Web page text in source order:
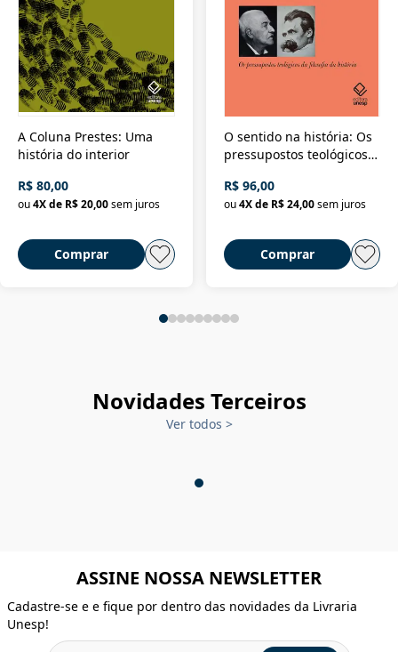
A Coluna Prestes: Uma
história do interior
R$ 80,00
ou4X de R$ 20,00sem juros
Comprar
O sentido na história: Os
pressupostos teológicos
R$ 96,00
ou 4X de R$ 24,00 sem juros
Comprar
Novidades Terceiros
Ver todos >
ASSINE NOSSA NEWSLETTER
Cadastre-se e e fique por dentro das novidades da Livraria
Unesp!